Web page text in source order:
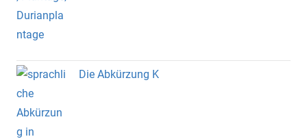
Die Abkürzung K